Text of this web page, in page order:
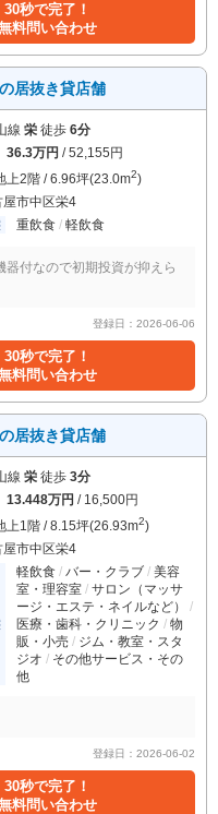
30秒で完了！
料問い合わせ
居抜き貸店舗
線 栄 徒歩 6分
36.3万円 / 52,155円
上2階 / 6.96坪(23.0m2)
屋市中区栄4
重飲食 軽飲食
器付なので初期投資が抑えら
登録日：2026-06-06
30秒で完了！
料問い合わせ
居抜き貸店舗
線 栄 徒歩 3分
13.448万円 / 16,500円
上1階 / 8.15坪(26.93m2)
屋市中区栄4
軽飲食 バー・クラブ
美容
室・理容室
サロン（マッサ
ージ・エステ・ネイルなど）
医療・歯科・クリニック
物
販・小売
ジム・教室・スタ
ジオ
その他サービス・その
他
登録日：2026-06-02
30秒で完了！
料問い合わせ